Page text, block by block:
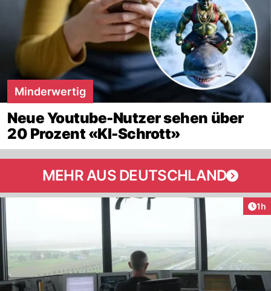
Minderwertig
Neue Youtube-Nutzer sehen über
20 Prozent «KI-Schrott»
MEHR AUS DEUTSCHLAND
1h